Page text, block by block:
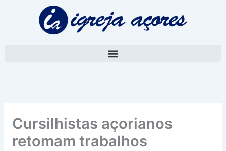
Cursilhistas açorianos
retomam trabalhos